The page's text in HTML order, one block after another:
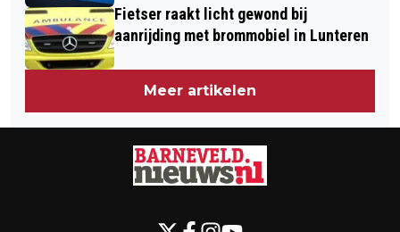
Fietser raakt licht gewond bij
aanrijding met brommobiel in Lunteren
Meer artikelen